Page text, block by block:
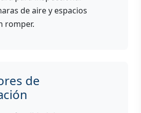
de aire y espacios
romper.
de